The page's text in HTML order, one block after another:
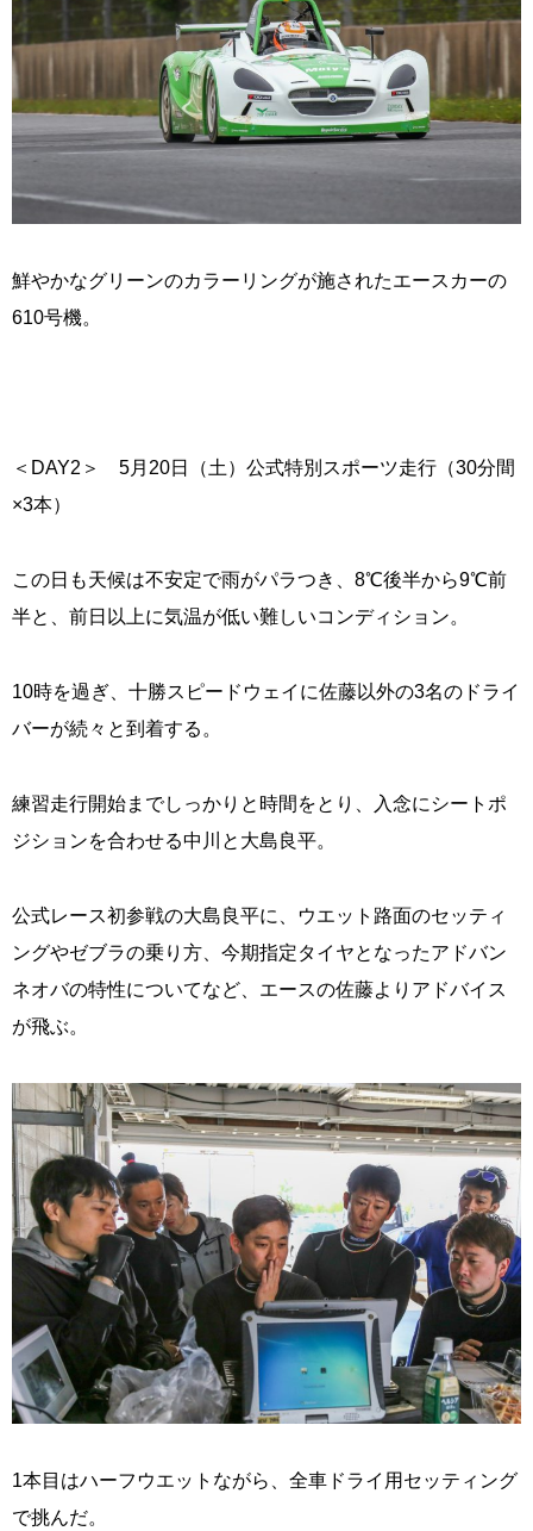
鮮やかなグリーンのカラーリングが施されたエースカーの
610号機。
＜DAY2＞ 5月20日（土）公式特別スポーツ走行（30分間
×3本）
この日も天候は不安定で雨がパラつき、8℃後半から9℃前
半と、前日以上に気温が低い難しいコンディション。
10時を過ぎ、十勝スピードウェイに佐藤以外の3名のドライ
バーが続々と到着する。
練習走行開始までしっかりと時間をとり、入念にシートポ
ジションを合わせる中川と大島良平。
公式レース初参戦の大島良平に、ウエット路面のセッティ
ングやゼブラの乗り方、今期指定タイヤとなったアドバン
ネオバの特性についてなど、エースの佐藤よりアドバイス
が飛ぶ。
1本目はハーフウエットながら、全車ドライ用セッティング
で挑んだ。